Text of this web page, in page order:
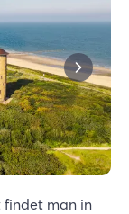
findet man in